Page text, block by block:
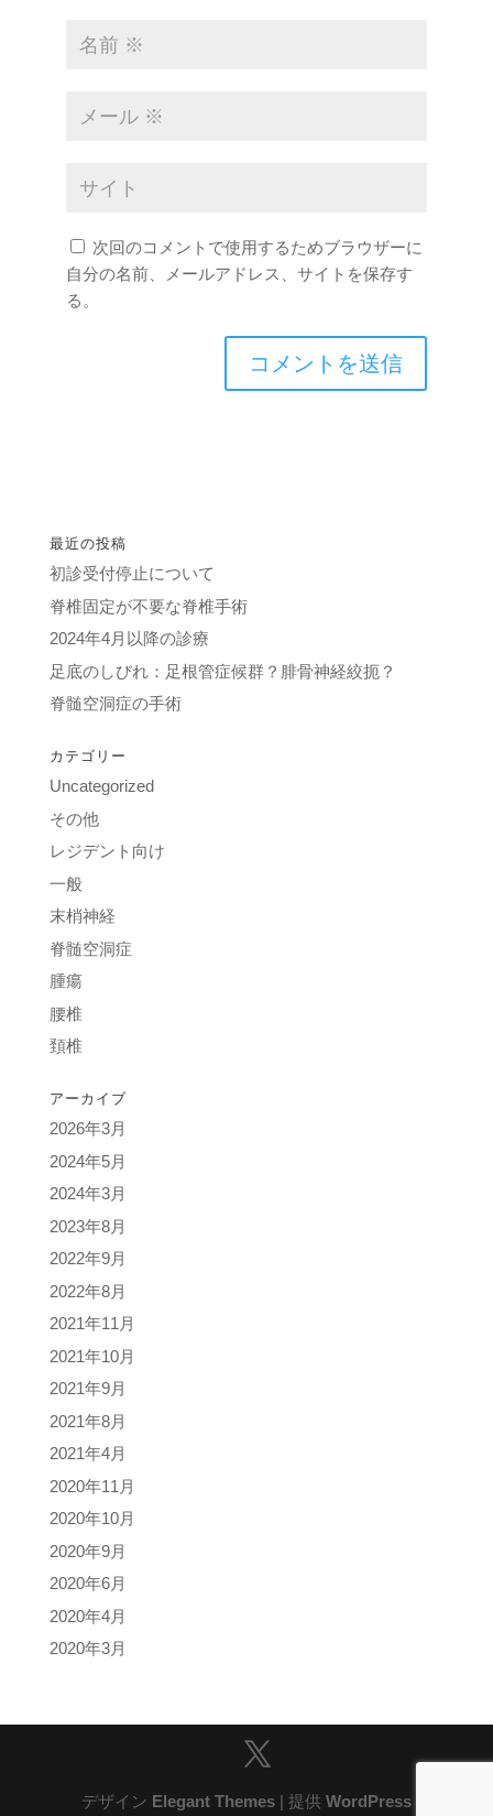
次回のコメントで使用するためブラウザーに
自分の名前、メールアドレス、サイトを保存す
る。
最近の投稿
初診受付停止について
脊椎固定が不要な脊椎手術
2024年4月以降の診療
足底のしびれ：足根管症候群？腓骨神経絞扼？
脊髄空洞症の手術
カテゴリー
Uncategorized
その他
レジデント向け
一般
末梢神経
脊髄空洞症
腫瘍
腰椎
頚椎
アーカイブ
2026年3月
2024年5月
2024年3月
2023年8月
2022年9月
2022年8月
2021年11月
2021年10月
2021年9月
2021年8月
2021年4月
2020年11月
2020年10月
2020年9月
2020年6月
2020年4月
2020年3月
デザイン Elegant Themes| 提供 WordPress